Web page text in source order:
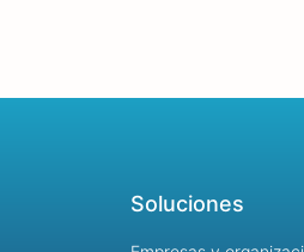
Soluciones